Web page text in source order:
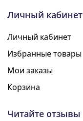
Личный кабинет
Личный кабинет
Избранные товары
Мои заказы
Корзина
Читайте отзывы